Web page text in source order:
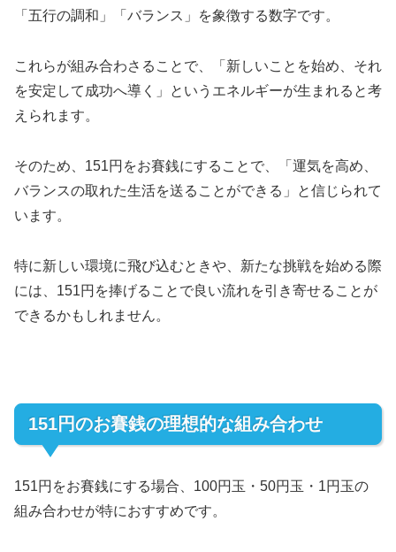
「五行の調和」「バランス」を象徴する数字です。
これらが組み合わさることで、「新しいことを始め、それ
を安定して成功へ導く」というエネルギーが生まれると考
えられます。
そのため、151円をお賽銭にすることで、「運気を高め、
バランスの取れた生活を送ることができる」と信じられて
います。
特に新しい環境に飛び込むときや、新たな挑戦を始める際
には、151円を捧げることで良い流れを引き寄せることが
できるかもしれません。
151円のお賽銭の理想的な組み合わせ
151円をお賽銭にする場合、100円玉・50円玉・1円玉の
組み合わせが特におすすめです。